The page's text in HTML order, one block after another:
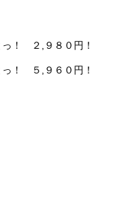
っ！ ２,９８０円！
っ！ ５,９６０円！